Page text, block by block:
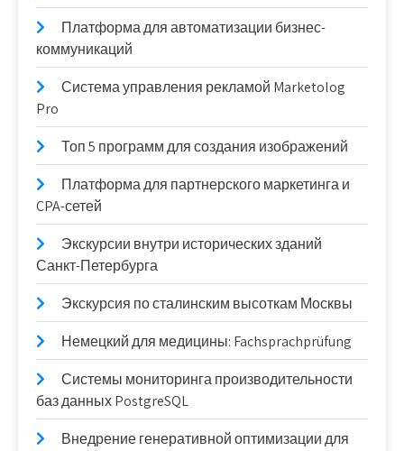
Платформа для автоматизации бизнес-
коммуникаций
Система управления рекламой Marketolog
Pro
Топ 5 программ для создания изображений
Платформа для партнерского маркетинга и
CPA-сетей
Экскурсии внутри исторических зданий
Санкт-Петербурга
Экскурсия по сталинским высоткам Москвы
Немецкий для медицины: Fachsprachprüfung
Системы мониторинга производительности
баз данных PostgreSQL
Внедрение генеративной оптимизации для